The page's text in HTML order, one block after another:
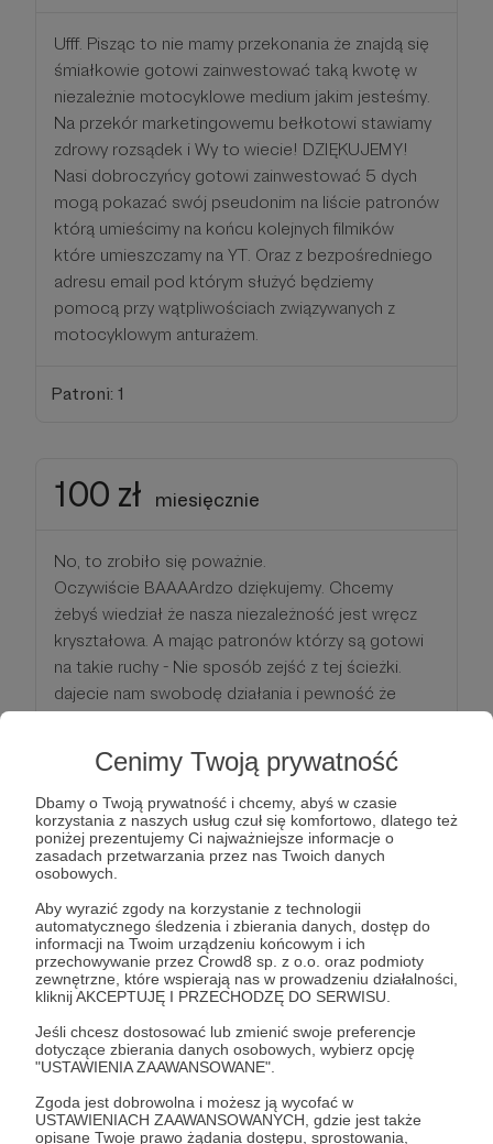
Cenimy Twoją prywatność
Dbamy o Twoją prywatność i chcemy, abyś w czasie
korzystania z naszych usług czuł się komfortowo, dlatego też
poniżej prezentujemy Ci najważniejsze informacje o
zasadach przetwarzania przez nas Twoich danych
osobowych.
Aby wyrazić zgody na korzystanie z technologii
automatycznego śledzenia i zbierania danych, dostęp do
informacji na Twoim urządzeniu końcowym i ich
przechowywanie przez Crowd8 sp. z o.o. oraz podmioty
zewnętrzne, które wspierają nas w prowadzeniu działalności,
kliknij AKCEPTUJĘ I PRZECHODZĘ DO SERWISU.
Jeśli chcesz dostosować lub zmienić swoje preferencje
dotyczące zbierania danych osobowych, wybierz opcję
"USTAWIENIA ZAAWANSOWANE".
Zgoda jest dobrowolna i możesz ją wycofać w
USTAWIENIACH ZAAWANSOWANYCH, gdzie jest także
opisane Twoje prawo żądania dostępu, sprostowania,
Ufff. Pisząc to nie mamy przekonania że znajdą się
śmiałkowie gotowi zainwestować taką kwotę w
niezależnie motocyklowe medium jakim jesteśmy.
Na przekór marketingowemu bełkotowi stawiamy
zdrowy rozsądek i Wy to wiecie! DZIĘKUJEMY!
Nasi dobroczyńcy gotowi zainwestować 5 dych
mogą pokazać swój pseudonim na liście patronów
którą umieścimy na końcu kolejnych filmików
które umieszczamy na YT. Oraz z bezpośredniego
adresu email pod którym służyć będziemy
pomocą przy wątpliwościach związywanych z
motocyklowym anturażem.
Patroni: 1
100 zł miesięcznie
No, to zrobiło się poważnie.
Oczywiście BAAAArdzo dziękujemy. Chcemy
żebyś wiedział że nasza niezależność jest wręcz
kryształowa. A mając patronów którzy są gotowi
na takie ruchy - Nie sposób zejść z tej ścieżki.
dajecie nam swobodę działania i pewność że
Z naszej strony możemy zaoferować patronom
którzy zdecydowali się na tak szczodry gest -
Naszą koszulkę!
Patroni: 0
200 zł miesięcznie
No, to zrobiło się poważnie.
Oczywiście BAAAArdzo dziękujemy. Chcemy
żebyś wiedział że nasza niezależność jest wręcz
kryształowa. A mając patronów którzy są gotowi
na takie ruchy - Nie sposób zejść z tej ścieżki.